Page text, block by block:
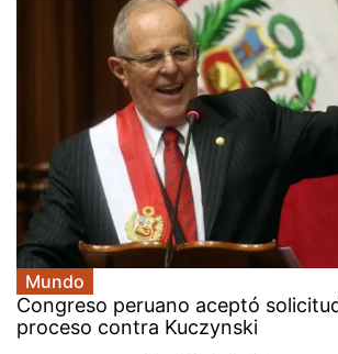
Mundo
Congreso peruano aceptó
proceso contra Kuczynski